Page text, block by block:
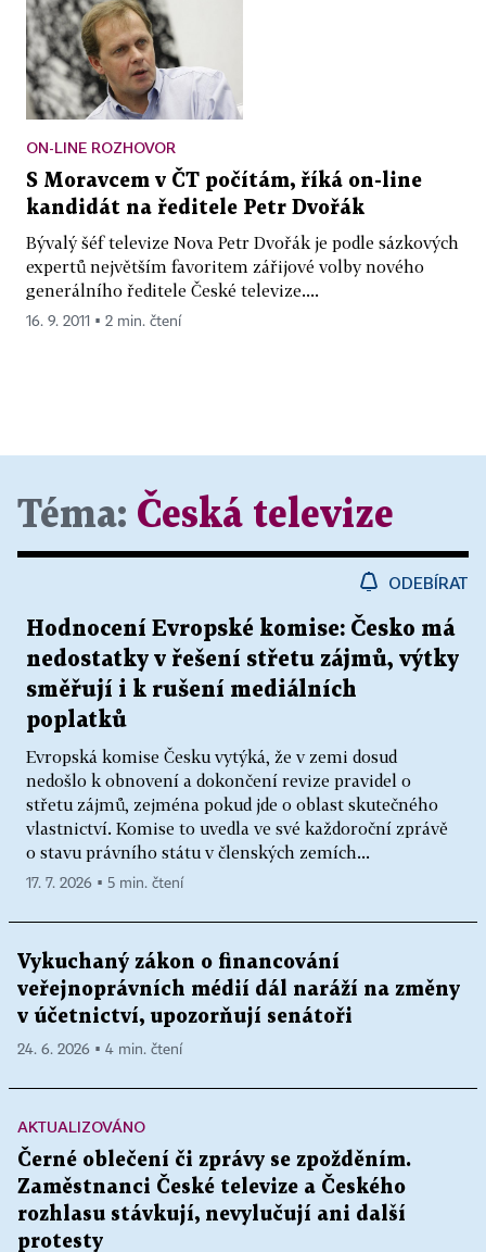
ON-LINE ROZHOVOR
S Moravcem v ČT počítám, říká on-line
kandidát na ředitele Petr Dvořák
Bývalý šéf televize Nova Petr Dvořák je podle sázkových
expertů největším favoritem zářijové volby nového
generálního ředitele České televize....
16. 9. 2011 ▪ 2 min. čtení
Téma: Česká televize
ODEBÍRAT
Hodnocení Evropské komise: Česko má
nedostatky v řešení střetu zájmů, výtky
směřují i k rušení mediálních
poplatků
Evropská komise Česku vytýká, že v zemi dosud
nedošlo k obnovení a dokončení revize pravidel o
střetu zájmů, zejména pokud jde o oblast skutečného
vlastnictví. Komise to uvedla ve své každoroční zprávě
o stavu právního státu v členských zemích...
17. 7. 2026 ▪ 5 min. čtení
Vykuchaný zákon o financování
veřejnoprávních médií dál naráží na změny
v účetnictví, upozorňují senátoři
24. 6. 2026 ▪ 4 min. čtení
AKTUALIZOVÁNO
Černé oblečení či zprávy se zpožděním.
Zaměstnanci České televize a Českého
rozhlasu stávkují, nevylučují ani další
protesty